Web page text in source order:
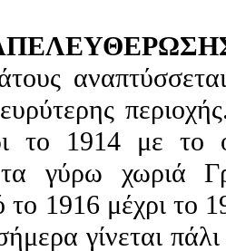
το 1914 με το
τα γύρω χωριά
1916 μέχρι το
γίνεται